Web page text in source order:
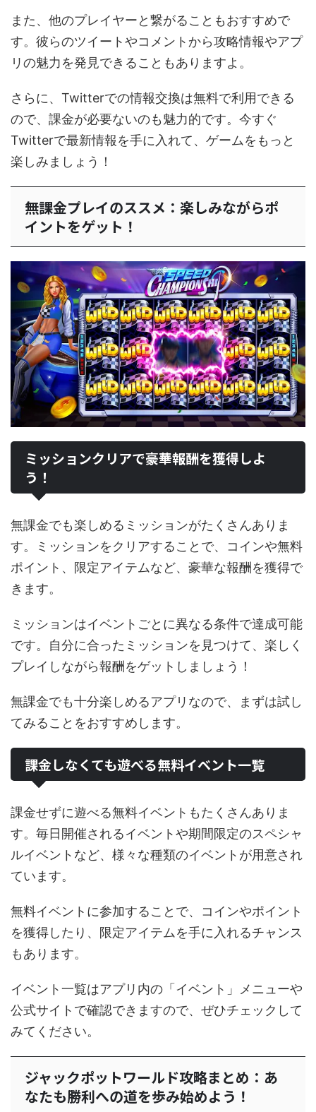
また、他のプレイヤーと繋がることもおすすめで
す。彼らのツイートやコメントから攻略情報やアプ
リの魅力を発見できることもありますよ。
さらに、Twitterでの情報交換は無料で利用できる
ので、課金が必要ないのも魅力的です。今すぐ
Twitterで最新情報を手に入れて、ゲームをもっと
楽しみましょう！
無課金プレイのススメ：楽しみながらポ
イントをゲット！
ミッションクリアで豪華報酬を獲得しよ
う！
無課金でも楽しめるミッションがたくさんありま
す。ミッションをクリアすることで、コインや無料
ポイント、限定アイテムなど、豪華な報酬を獲得で
きます。
ミッションはイベントごとに異なる条件で達成可能
です。自分に合ったミッションを見つけて、楽しく
プレイしながら報酬をゲットしましょう！
無課金でも十分楽しめるアプリなので、まずは試し
てみることをおすすめします。
課金しなくても遊べる無料イベント一覧
課金せずに遊べる無料イベントもたくさんありま
す。毎日開催されるイベントや期間限定のスペシャ
ルイベントなど、様々な種類のイベントが用意され
ています。
無料イベントに参加することで、コインやポイント
を獲得したり、限定アイテムを手に入れるチャンス
もあります。
イベント一覧はアプリ内の「イベント」メニューや
公式サイトで確認できますので、ぜひチェックして
みてください。
ジャックポットワールド攻略まとめ：あ
なたも勝利への道を歩み始めよう！